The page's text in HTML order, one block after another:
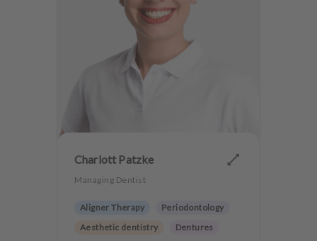
Charlott Patzke
Managing Dentist
Aligner Therapy
Periodontology
Aesthetic dentistry
Dentures